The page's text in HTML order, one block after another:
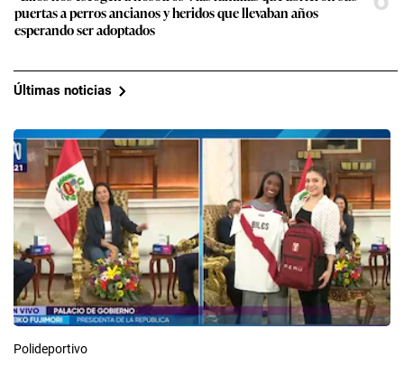
puertas a perros ancianos y heridos que llevaban años
esperando ser adoptados
Últimas noticias
Polideportivo